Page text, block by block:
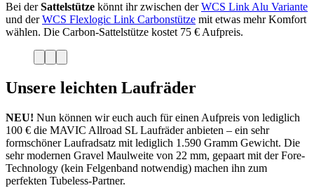
Bei derSattelstütze könnt ihr zwischen derWCS Link Alu Variante
und derWCS Flexlogic Link Carbonstütze mit etwas mehr Komfort
wählen. Die Carbon-Sattelstütze kostet 75 € Aufpreis.
Unsere leichten Laufräder
NEU! Nun können wir euch auch für einen Aufpreis von lediglich
100 € die MAVIC Allroad SL Laufräder anbieten – ein sehr
formschöner Laufradsatz mit lediglich 1.590 Gramm Gewicht. Die
sehr modernen Gravel Maulweite von 22 mm, gepaart mit der Fore-
Technology (kein Felgenband notwendig) machen ihn zum
perfekten Tubeless-Partner.